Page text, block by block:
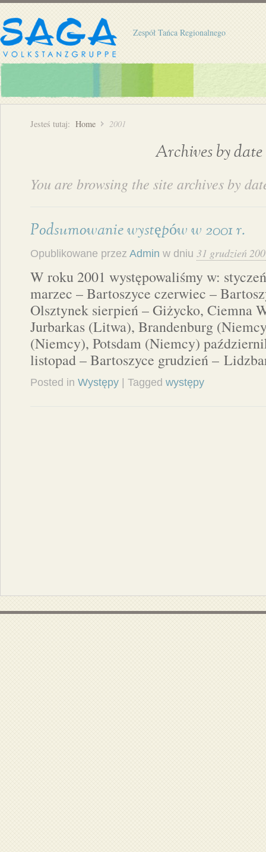
Zespół Tańca Regionalnego
Jesteś tutaj: Home 2001
Archives by date
You are browsing the site archives by
Podsumowanie występów w 2001 r.
Opublikowane przez Admin w dniu 31 grudzień
W roku 2001 występowaliśmy w:
marzec – Bartoszyce czerwiec –
Olsztynek sierpień – Giżycko, Ciemna
Jurbarkas (Litwa), Brandenburg
(Niemcy), Potsdam (Niemcy)
listopad – Bartoszyce grudzień –
Posted in Występy | Tagged występy